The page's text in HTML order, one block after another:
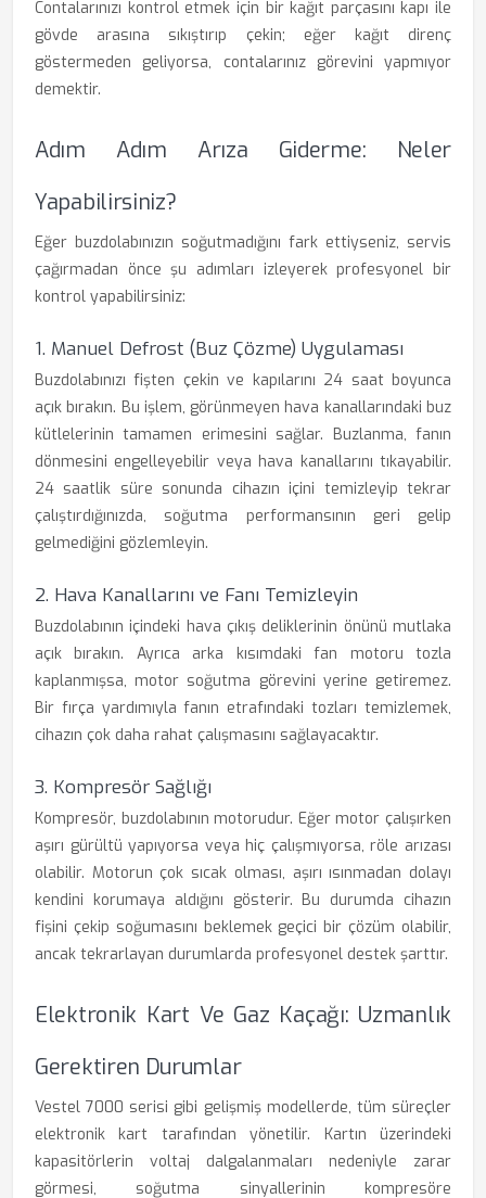
Contalarınızı kontrol etmek için bir kağıt parçasını kapı ile
gövde arasına sıkıştırıp çekin; eğer kağıt direnç
göstermeden geliyorsa, contalarınız görevini yapmıyor
demektir.
Adım Adım Arıza Giderme: Neler
Yapabilirsiniz?
Eğer buzdolabınızın soğutmadığını fark ettiyseniz, servis
çağırmadan önce şu adımları izleyerek profesyonel bir
kontrol yapabilirsiniz:
1. Manuel Defrost (Buz Çözme) Uygulaması
Buzdolabınızı fişten çekin ve kapılarını 24 saat boyunca
açık bırakın. Bu işlem, görünmeyen hava kanallarındaki buz
kütlelerinin tamamen erimesini sağlar. Buzlanma, fanın
dönmesini engelleyebilir veya hava kanallarını tıkayabilir.
24 saatlik süre sonunda cihazın içini temizleyip tekrar
çalıştırdığınızda, soğutma performansının geri gelip
gelmediğini gözlemleyin.
2. Hava Kanallarını ve Fanı Temizleyin
Buzdolabının içindeki hava çıkış deliklerinin önünü mutlaka
açık bırakın. Ayrıca arka kısımdaki fan motoru tozla
kaplanmışsa, motor soğutma görevini yerine getiremez.
Bir fırça yardımıyla fanın etrafındaki tozları temizlemek,
cihazın çok daha rahat çalışmasını sağlayacaktır.
3. Kompresör Sağlığı
Kompresör, buzdolabının motorudur. Eğer motor çalışırken
aşırı gürültü yapıyorsa veya hiç çalışmıyorsa, röle arızası
olabilir. Motorun çok sıcak olması, aşırı ısınmadan dolayı
kendini korumaya aldığını gösterir. Bu durumda cihazın
fişini çekip soğumasını beklemek geçici bir çözüm olabilir,
ancak tekrarlayan durumlarda profesyonel destek şarttır.
Elektronik Kart Ve Gaz Kaçağı: Uzmanlık
Gerektiren Durumlar
Vestel 7000 serisi gibi gelişmiş modellerde, tüm süreçler
elektronik kart tarafından yönetilir. Kartın üzerindeki
kapasitörlerin voltaj dalgalanmaları nedeniyle zarar
görmesi, soğutma sinyallerinin kompresöre